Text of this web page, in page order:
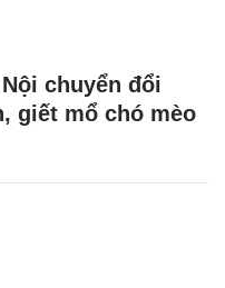
chuyển đổi
giết mổ chó mèo